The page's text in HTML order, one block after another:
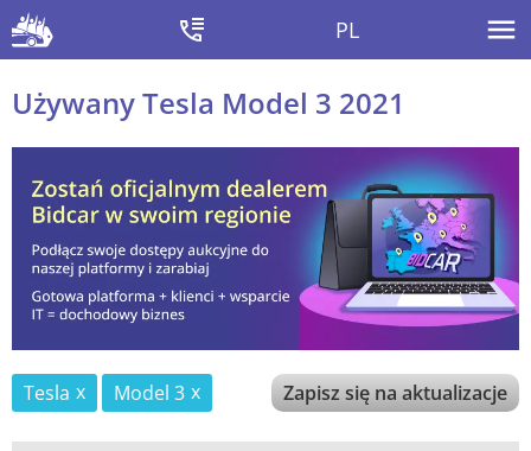
PL
Używany Tesla Model 3 2021
Tesla Model 3 Zapisz się na aktualizacje